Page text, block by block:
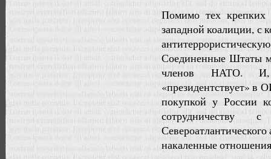
Помимо тех крепких
западной коалиции, с
Соединенные Штаты
членов НАТО. И,
«президентствует» в
покупкой у России
накаленные